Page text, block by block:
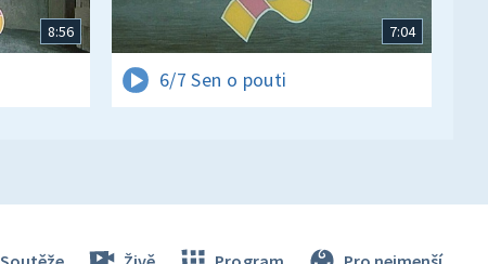
8:56 7:04
6/7 Sen o pouti